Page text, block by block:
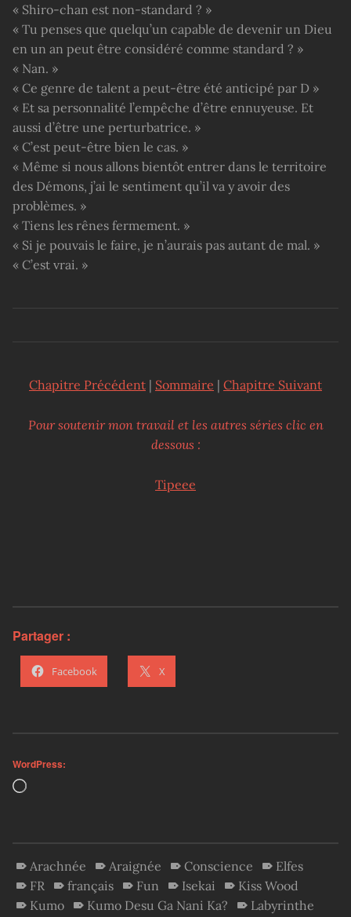
« Shiro-chan est non-standard ? »
« Tu penses que quelqu’un capable de devenir un Dieu
en un an peut être considéré comme standard ? »
« Nan. »
« Ce genre de talent a peut-être été anticipé par D »
« Et sa personnalité l’empêche d’être ennuyeuse. Et
aussi d’être une perturbatrice. »
« C’est peut-être bien le cas. »
« Même si nous allons bientôt entrer dans le territoire
des Démons, j’ai le sentiment qu’il va y avoir des
problèmes. »
« Tiens les rênes fermement. »
« Si je pouvais le faire, je n’aurais pas autant de mal. »
« C’est vrai. »
Chapitre Précédent | Sommaire | Chapitre Suivant
Pour soutenir mon travail et les autres séries clic en
dessous :
Tipeee
Partager :
Facebook X
WordPress:
Arachnée Araignée Conscience
Elfes
FR
français Fun Isekai
Kiss Wood
Kumo
Kumo Desu Ga Nani Ka? Labyrinthe